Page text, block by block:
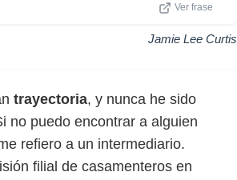
Ver frase
Jamie Lee Curtis
trayectoria, y nunca he sido
no puedo encontrar a alguien
refiero a un intermediario.
filial de casamenteros en